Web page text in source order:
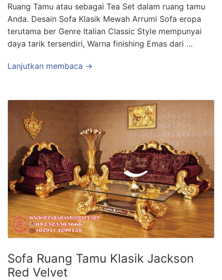
Ruang Tamu atau sebagai Tea Set dalam ruang tamu
Anda. Desain Sofa Klasik Mewah Arrumi Sofa eropa
terutama ber Genre Italian Classic Style mempunyai
daya tarik tersendiri, Warna finishing Emas dari …
Lanjutkan membaca →
Sofa Ruang Tamu Klasik Jackson
Red Velvet